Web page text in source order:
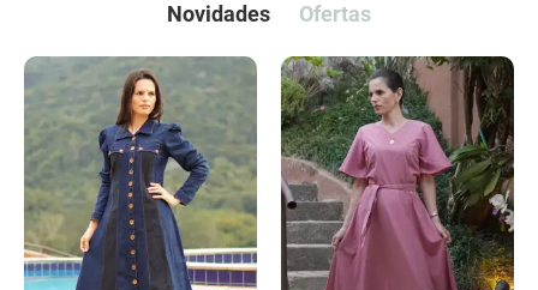
Novidades Ofertas